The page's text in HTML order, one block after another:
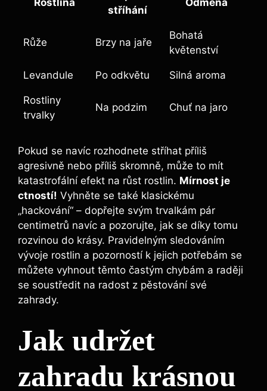
Rostlina
stříhání
Odměna
Růže Brzy na jaře
Bohatá
květenství
Levandule Po odkvětu Silná aroma
Rostliny
trvalky
Na podzim Chuť na jaro
Pokud se navíc rozhodnete stříhat příliš
agresivně nebo příliš skromně, může to mít
katastrofální efekt na růst rostlin. Mírnost je
ctností! Vyhněte se také klasickému
„hackování“ – dopřejte svým trvalkám pár
centimetrů navíc a pozorujte, jak se díky tomu
rozvinou do krásy. Pravidelným sledováním
vývoje rostlin a pozorností k jejich potřebám se
můžete vyhnout těmto častým chybám a raději
se soustředit na radost z pěstování své
zahrady.
Jak udržet
zahradu krásnou